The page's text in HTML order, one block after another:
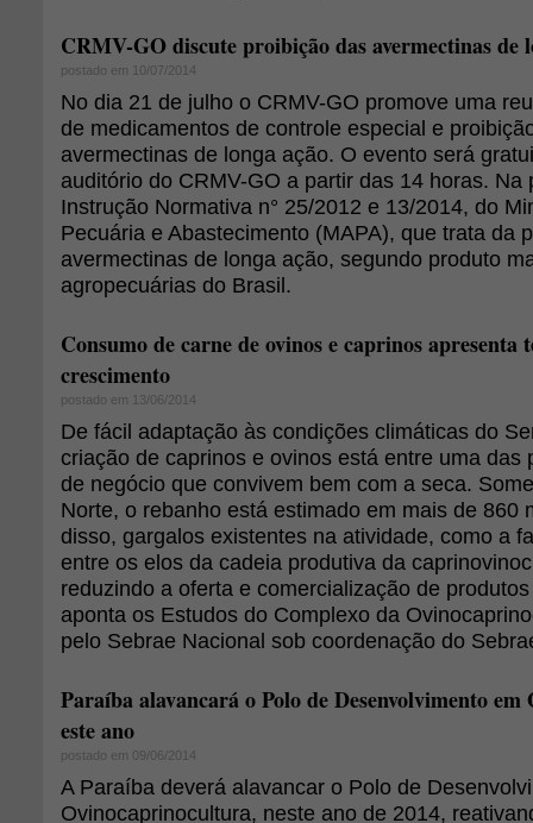
CRMV-GO discute proibição das avermectinas de
postado em 10/07/2014
No dia 21 de julho o CRMV-GO promove uma
de medicamentos de controle especial e
avermectinas de longa ação. O evento será
auditório do CRMV-GO a partir das 14 horas. Na
Instrução Normativa n° 25/2012 e 13/2014, do
Pecuária e Abastecimento (MAPA), que trata da
avermectinas de longa ação, segundo produto
agropecuárias do Brasil.
Consumo de carne de ovinos e caprinos apresenta
crescimento
postado em 13/06/2014
De fácil adaptação às condições climáticas do
criação de caprinos e ovinos está entre uma das
de negócio que convivem bem com a seca.
Norte, o rebanho está estimado em mais de 860
disso, gargalos existentes na atividade, como a
entre os elos da cadeia produtiva da
reduzindo a oferta e comercialização de
aponta os Estudos do Complexo da
pelo Sebrae Nacional sob coordenação do
Paraíba alavancará o Polo de Desenvolvimento
este ano
postado em 09/06/2014
A Paraíba deverá alavancar o Polo de
Ovinocaprinocultura, neste ano de 2014,